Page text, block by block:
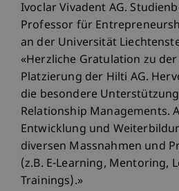
Ivoclar Vivadent AG.
Professor für
an der Universität
«Herzliche Gratulation zu
Platzierung der Hilti AG.
die besondere
Relationship Managements.
Entwicklung und
diversen Massnahmen und
(z.B. E-Learning, Mentoring,
Trainings).»